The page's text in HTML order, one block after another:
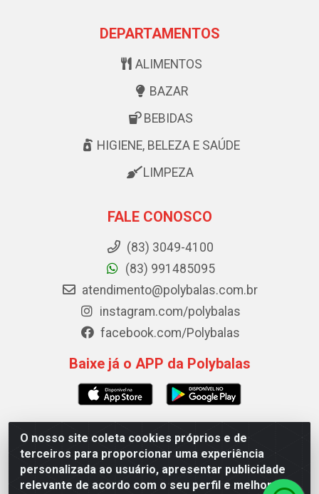
O nosso site coleta cookies próprios e de
terceiros para proporcionar uma experiência
personalizada ao usuário, apresentar publicidade
relevante de acordo com o seu perfil e melhorar a
DEPARTAMENTOS
ALIMENTOS
BAZAR
BEBIDAS
HIGIENE, BELEZA E SAÚDE
LIMPEZA
FALE CONOSCO
(83) 3049-4100
(83) 991485095
atendimento@polybalas.com.br
instagram.com/polybalas
facebook.com/Polybalas
Baixe já o APP da Polybalas
Polybalas - Rua João Miguel de Souza, 173 Galpão B -
Ernesto Geisel, João Pessoa/PB - CEP 58.075-075 - CNPJ
00.909.327/0002-61